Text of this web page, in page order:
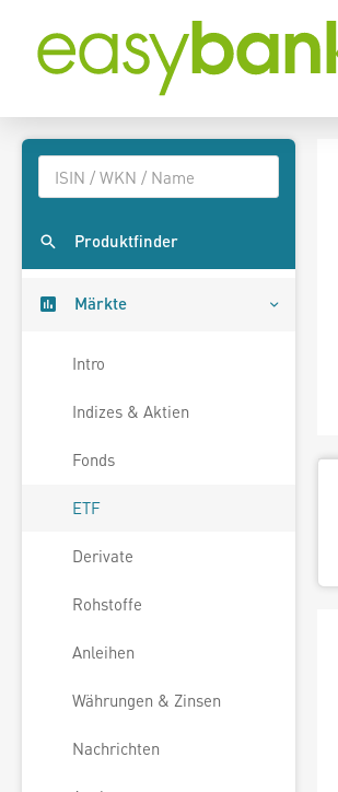
Produktfinder
Märkte
Intro
Indizes & Aktien
Fonds
ETF
Derivate
Rohstoffe
Anleihen
Währungen & Zinsen
Nachrichten